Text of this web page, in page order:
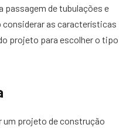
passagem de tubulações e
as características
projeto para escolher o tipo
um projeto de construção